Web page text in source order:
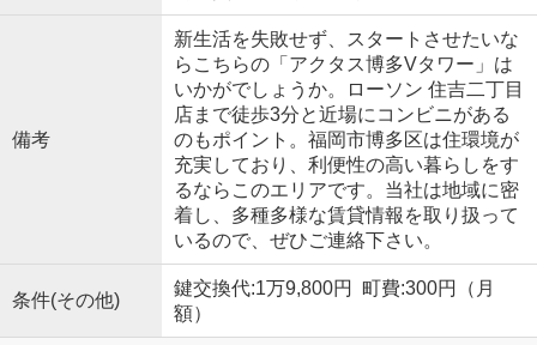
備考
新生活を失敗せず、スタートさせたいな
らこちらの「アクタス博多Vタワー」は
いかがでしょうか。ローソン 住吉二丁目
店まで徒歩3分と近場にコンビニがある
のもポイント。福岡市博多区は住環境が
充実しており、利便性の高い暮らしをす
るならこのエリアです。当社は地域に密
着し、多種多様な賃貸情報を取り扱って
いるので、ぜひご連絡下さい。
条件(その他)
鍵交換代:1万9,800円 町費:300円（月
額）